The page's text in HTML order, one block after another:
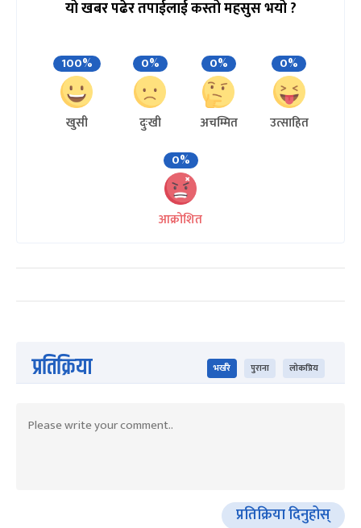
यो खबर पढेर तपाईलाई कस्तो महसुस भयो ?
100%
खुसी
0%
दुःखी
0%
अचम्मित
0%
उत्साहित
0%
आक्रोशित
प्रतिक्रिया भर्खरै पुराना लोकप्रिय
प्रतिक्रिया दिनुहोस्